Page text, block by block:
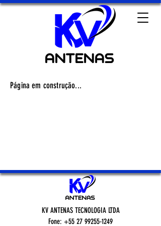
Página em construção...
KV ANTENAS TECNOLOGIA LTDA
Fone: +55 27 99255-1249